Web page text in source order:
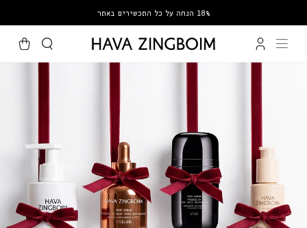
18% הנחה על כל התכשירים באתר
הקניות
התחברות/הרשמה